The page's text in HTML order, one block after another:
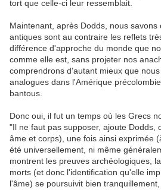
tort que celle-ci leur ressemblait.
Maintenant, après Dodds, nous savons
antiques sont au contraire les reflets
différence d'approche du monde que
comme elle est, sans projeter nos
comprendrons d'autant mieux que
analogues dans l'Amérique
bantous.
Donc oui, il fut un temps où les Grecs
"Il ne faut pas supposer, ajoute Dodds,
âme et corps), une fois ainsi exprimée
été universellement, ni même
montrent les preuves archéologiques,
morts (et donc l'identification qu'elle
l'âme) se poursuivit bien